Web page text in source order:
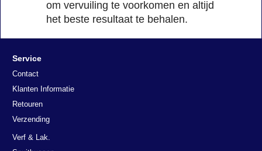
om vervuiling te voorkomen en altijd
het beste resultaat te behalen.
Service
Contact
Klanten Informatie
Retouren
Verzending
Verf & Lak.